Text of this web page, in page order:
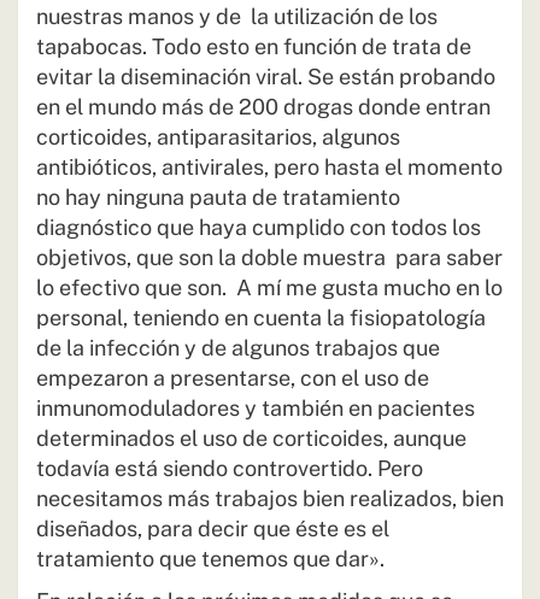
nuestras manos y de la utilización de los
tapabocas. Todo esto en función de trata de
evitar la diseminación viral. Se están probando
en el mundo más de 200 drogas donde entran
corticoides, antiparasitarios, algunos
antibióticos, antivirales, pero hasta el momento
no hay ninguna pauta de tratamiento
diagnóstico que haya cumplido con todos los
objetivos, que son la doble muestra para saber
lo efectivo que son. A mí me gusta mucho en lo
personal, teniendo en cuenta la fisiopatología
de la infección y de algunos trabajos que
empezaron a presentarse, con el uso de
inmunomoduladores y también en pacientes
determinados el uso de corticoides, aunque
todavía está siendo controvertido. Pero
necesitamos más trabajos bien realizados, bien
diseñados, para decir que éste es el
tratamiento que tenemos que dar».